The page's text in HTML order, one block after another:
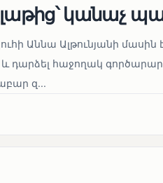
կանաչ
Աննա Ալթունյանի
դարձել հաջողակ գործարար:
զ...